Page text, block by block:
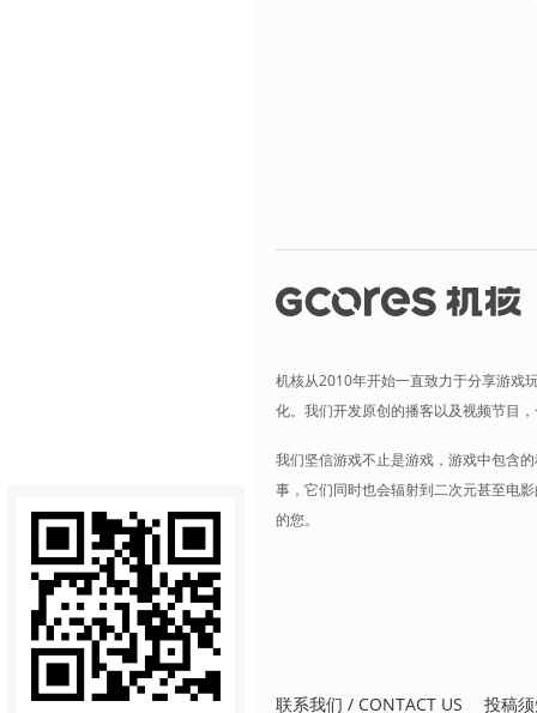
机核从2010年开始一直致力于分享游戏
化。我们开发原创的播客以及视频节目
我们坚信游戏不止是游戏，游戏中包含
事，它们同时也会辐射到二次元甚至电
的您。
联系我们 / CONTACT US 投稿